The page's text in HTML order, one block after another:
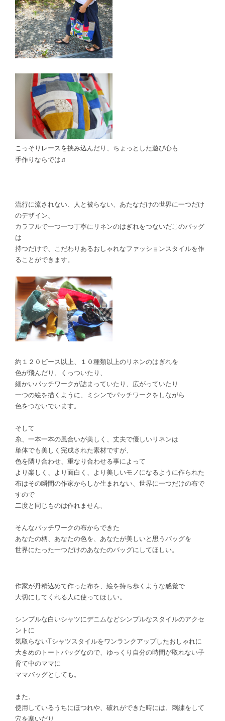
こっそりレースを挟み込んだり、ちょっとした遊び心も
手作りならでは♫
流行に流されない、人と被らない、あたなだけの世界に一つだけ
のデザイン、
カラフルで一つ一つ丁寧にリネンのはぎれをつないだこのバッグ
は
持つだけで、こだわりあるおしゃれなファッションスタイルを作
ることができます。
約１２０ピース以上、１０種類以上のリネンのはぎれを
色が飛んだり、くっついたり、
細かいパッチワークが詰まっていたり、広がっていたり
一つの絵を描くように、ミシンでパッチワークをしながら
色をつないでいます。
そして
糸、一本一本の風合いが美しく、丈夫で優しいリネンは
単体でも美しく完成された素材ですが、
色を隣り合わせ、重なり合わせる事によって
より楽しく、より面白く、より美しいモノになるように作られた
布はその瞬間の作家からしか生まれない、世界に一つだけの布で
すので
二度と同じものは作れません、
そんなパッチワークの布からできた
あなたの柄、あなたの色を、あなたが美しいと思うバッグを
世界にたった一つだけのあなたのバッグにしてほしい。
作家が丹精込めて作った布を、絵を持ち歩くような感覚で
大切にしてくれる人に使ってほしい。
シンプルな白いシャツにデニムなどシンプルなスタイルのアクセ
ントに
気取らないTシャツスタイルをワンランクアップしたおしゃれに
大きめのトートバッグなので、ゆっくり自分の時間が取れない子
育て中のママに
ママバッグとしても。
また、
使用しているうちにほつれや、破れができた時には、刺繍をして
穴を塞いだり